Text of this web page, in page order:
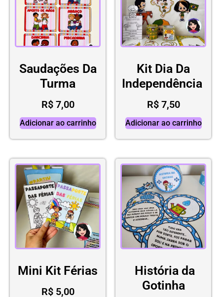
Saudações Da
Turma
R$7,00
Adicionar ao carrinho
Kit Dia Da
Independência
R$7,50
Adicionar ao carrinho
Mini Kit Férias
R$5,00
História da
Gotinha